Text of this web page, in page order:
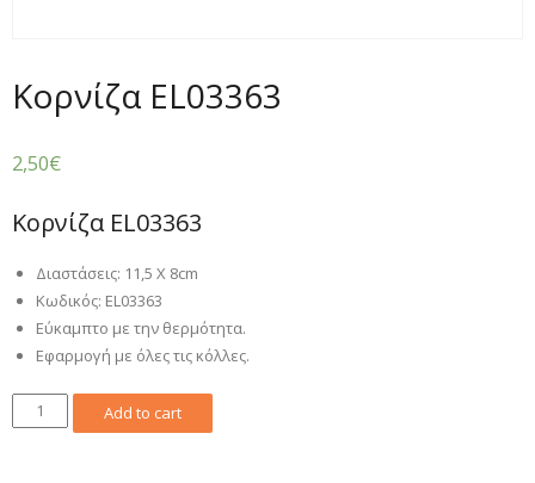
Κορνίζα EL03363
2,50€
Κορνίζα EL03363
Διαστάσεις: 11,5 Χ 8cm
Κωδικός: EL03363
Εύκαμπτο με την θερμότητα.
Εφαρμογή με όλες τις κόλλες.
Κορνίζα
EL03363
Add to cart